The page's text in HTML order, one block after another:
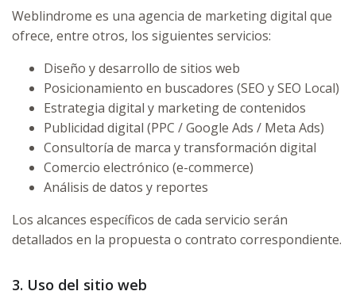
Weblindrome es una agencia de marketing digital que
ofrece, entre otros, los siguientes servicios:
Diseño y desarrollo de sitios web
Posicionamiento en buscadores (SEO y SEO Local)
Estrategia digital y marketing de contenidos
Publicidad digital (PPC / Google Ads / Meta Ads)
Consultoría de marca y transformación digital
Comercio electrónico (e-commerce)
Análisis de datos y reportes
Los alcances específicos de cada servicio serán
detallados en la propuesta o contrato correspondiente.
3. Uso del sitio web